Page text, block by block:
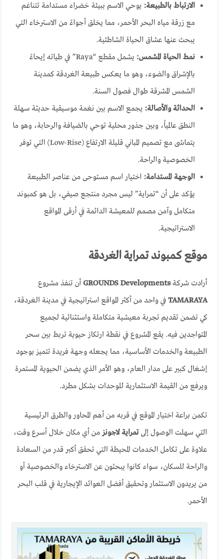
الارتباط بالطبيعة: يوحي الاسم ببيئة خضراء مستدامة تتناغم
مع زرقة مياه البحر الأحمر، مما يخلق أجواءً من الاسترخاء التي
يبحث عنها عشاق الحياة الشاطئية.
نمط الحياة المشمس:
يشمل مقطع “Raya” في طياته إيحاءً
بالإشراق والضوء، وهو ما يعكس طبيعة الغردقة كمدينة
الشمس المشرقة طوال فصول السنة.
الحداثة والأصالة: يجمع الاسم بين نغمة موسيقية حديثة سهلة
النطق عالمياً، وبين جذور محلية توحي بالضيافة والرحابة، وهو ما
يتماشى مع تصميم المباني قليلة الارتفاع (Low-Rise) التي توفر
الخصوصية والراحة.
الوجهة المستدامة: اختيار اسم مستوحى من عناصر الطبيعة
يؤكد على أن “تمراية” ليس مجرد منتجع صيفي، بل هو كمبوند
متكامل وآمن مصمم للمعيشة الدائمة في أرقى المواقع
الاستراتيجية.
موقع كمبوند تمراية الغردقة
أرادت شركةGROUNDS Developments أن تنفذ مشروع
TAMARAYA في واحد من أكثر المواقع استراتيجية في مدينة الغردقة،
كي تضمن تقديم تجربة معيشية متكاملة واستثنائية لجميع
المتواجدين فيه. يقع المشروع في نقطة ارتكاز حيوية تربط بين سحر
الطبيعة والخدمات الأساسية، مما يجعله وجهة فريدة تتميز بوجود
إشغال كبير على مدار العام، وهو الأمر الذي يضمن الحيوية المستمرة
ويرفع من القيمة الاستثمارية للوحدات بشكل مطرد.
تكمن براعة اختيار الموقع في قربه من أهم المحاور والطرق الرئيسية
التي سهلت الوصول إلىتمراية لاجونزمن أي مكان خلال أسرع وقت،
علاوة على تكامل الخدمات المحيطة التي تحقق أكبر قدر من السعادة
والراحة للسكان، سواء كانوا يبحثون عن الاسترخاء والخصوصية أو
من يريدون الاستثمار وتحقيق أفضل العوائد الإيجارية في قلب البحر
الأحمر.